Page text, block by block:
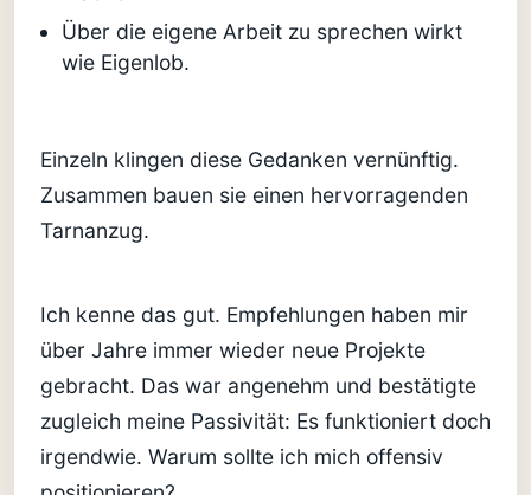
Über die eigene Arbeit zu sprechen wirkt
wie Eigenlob.
Einzeln klingen diese Gedanken vernünftig.
Zusammen bauen sie einen hervorragenden
Tarnanzug.
Ich kenne das gut. Empfehlungen haben mir
über Jahre immer wieder neue Projekte
gebracht. Das war angenehm und bestätigte
zugleich meine Passivität: Es funktioniert doch
irgendwie. Warum sollte ich mich offensiv